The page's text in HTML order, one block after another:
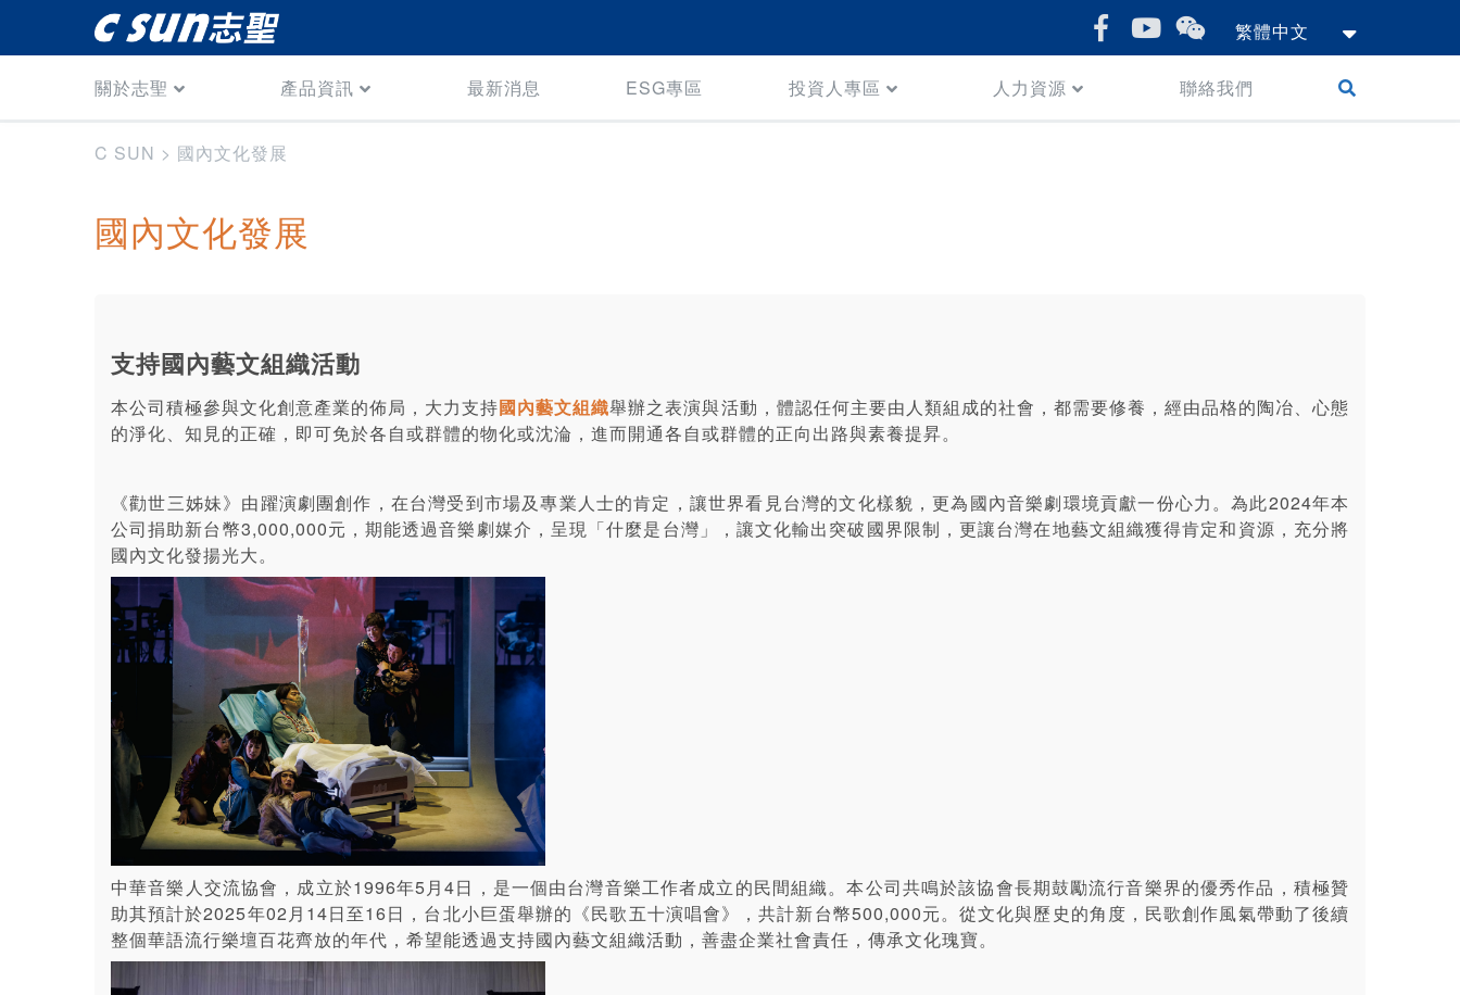
繁體中文
關於志聖 產品資訊 最新消息 ESG專區 投資人專區 人力資源 聯絡我們
C SUN > 國內文化發展
國內文化發展
支持國內藝文組織活動
本公司積極參與文化創意產業的佈局，大力支持國內藝文組織舉辦之表演與活動，體認任何主要由人類組成的社會，都需要修養，經由品格的陶冶、心態
的淨化、知見的正確，即可免於各自或群體的物化或沈淪，進而開通各自或群體的正向出路與素養提昇。
《勸世三姊妹》由躍演劇團創作，在台灣受到市場及專業人士的肯定，讓世界看見台灣的文化樣貌，更為國內音樂劇環境貢獻一份心力。為此2024年本
公司捐助新台幣3,000,000元，期能透過音樂劇媒介，呈現「什麼是台灣」，讓文化輸出突破國界限制，更讓台灣在地藝文組織獲得肯定和資源，充分將
國內文化發揚光大。
中華音樂人交流協會，成立於1996年5月4日，是一個由台灣音樂工作者成立的民間組織。本公司共鳴於該協會長期鼓勵流行音樂界的優秀作品，積極贊
助其預計於2025年02月14日至16日，台北小巨蛋舉辦的《民歌五十演唱會》，共計新台幣500,000元。從文化與歷史的角度，民歌創作風氣帶動了後續
整個華語流行樂壇百花齊放的年代，希望能透過支持國內藝文組織活動，善盡企業社會責任，傳承文化瑰寶。